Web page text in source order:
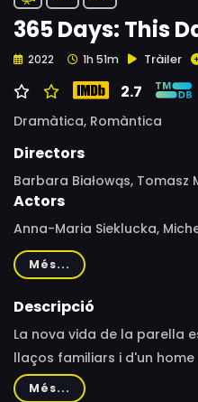
365 Days: This
2022 1h 51m Tràiler
2.7
Dramàtica, Romàntica
Directors
Barbara Białowąs, Tomasz
Actors
Anna-Maria Sieklucka,
Magdalena Lamparska,
Dariusz Jakubowski,
Tomasz Mandes, Blanka
Natalia Karpińska,
Més...
Descripció
La nova vida de la parella
llaços familiars i d'un
guanyar-se el cor i la
Més...